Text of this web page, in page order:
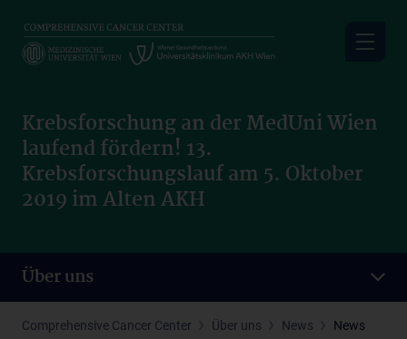
main
Krebsforschung an der MedUni Wien
laufend fördern! 13.
Krebsforschungslauf am 5. Oktober
2019 im Alten AKH
Über uns
Comprehensive Cancer Center Über uns News News